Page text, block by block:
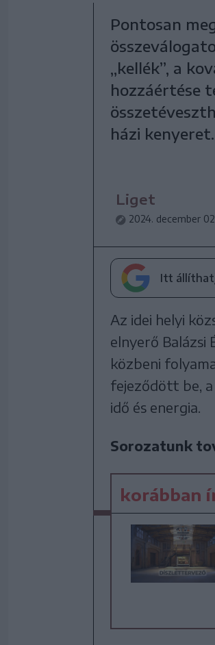
Pontosan
„kellék”, a
hozzáértése
házi kenyeret.
Liget
2024. december
Itt
Az idei helyi
elnyerő Balázsi
közbeni
fejeződött be,
idő és energia.
Sorozatunk
korábban